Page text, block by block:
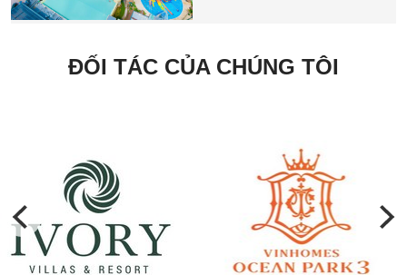
ĐỐI TÁC CỦA CHÚNG TÔI